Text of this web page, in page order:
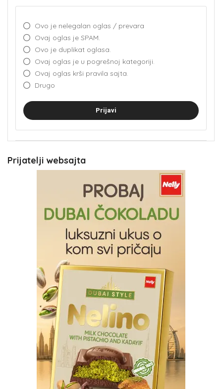
Ovo je nelegalan oglas / prevara
Ovaj oglas je SPAM.
Ovo je duplikat oglasa.
Ovaj oglas je u pogrešnoj kategoriji.
Ovaj oglas krši pravila sajta.
Drugo
Prijavi
Prijatelji websajta